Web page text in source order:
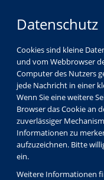
Datenschutz
Cookies sind kleine
und vom Webbrowser
Computer des Nutzers
jede Nachricht in einer
Wenn Sie eine weitere
Browser das Cookie an
zuverlässiger
Informationen zu
aufzuzeichnen. Bitte
ein.
Weitere Informationen